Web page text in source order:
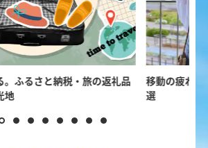
。ふるさと納税・旅の返礼品
地
移動の疲れを
選